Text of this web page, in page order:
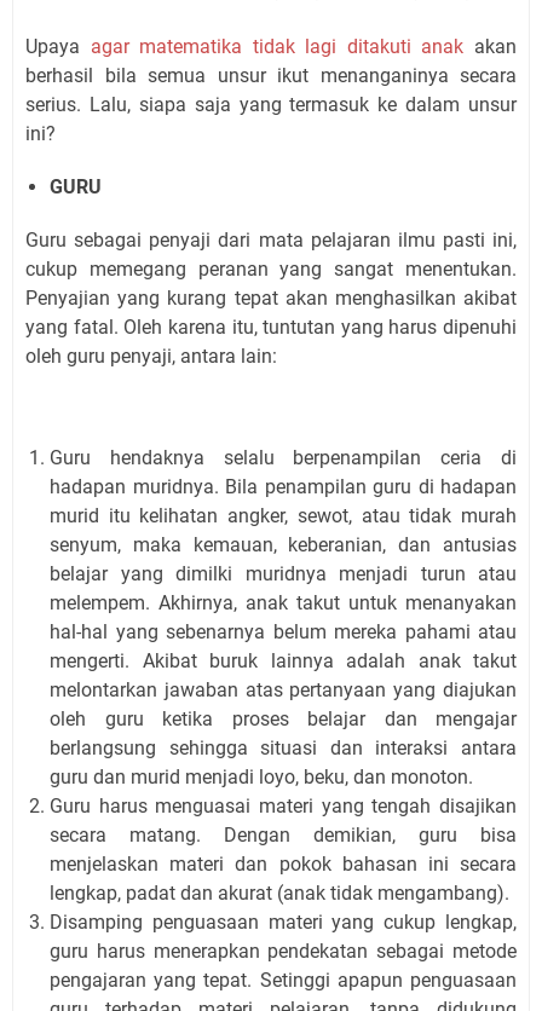
Upaya agar matematika tidak lagi ditakuti anak akan
berhasil bila semua unsur ikut menanganinya secara
serius. Lalu, siapa saja yang termasuk ke dalam unsur
ini?
GURU
Guru sebagai penyaji dari mata pelajaran ilmu pasti ini,
cukup memegang peranan yang sangat menentukan.
Penyajian yang kurang tepat akan menghasilkan akibat
yang fatal. Oleh karena itu, tuntutan yang harus dipenuhi
oleh guru penyaji, antara lain:
Guru hendaknya selalu berpenampilan ceria di
hadapan muridnya. Bila penampilan guru di hadapan
murid itu kelihatan angker, sewot, atau tidak murah
senyum, maka kemauan, keberanian, dan antusias
belajar yang dimilki muridnya menjadi turun atau
melempem. Akhirnya, anak takut untuk menanyakan
hal-hal yang sebenarnya belum mereka pahami atau
mengerti. Akibat buruk lainnya adalah anak takut
melontarkan jawaban atas pertanyaan yang diajukan
oleh guru ketika proses belajar dan mengajar
berlangsung sehingga situasi dan interaksi antara
guru dan murid menjadi loyo, beku, dan monoton.
Guru harus menguasai materi yang tengah disajikan
secara matang. Dengan demikian, guru bisa
menjelaskan materi dan pokok bahasan ini secara
lengkap, padat dan akurat (anak tidak mengambang).
Disamping penguasaan materi yang cukup lengkap,
guru harus menerapkan pendekatan sebagai metode
pengajaran yang tepat. Setinggi apapun penguasaan